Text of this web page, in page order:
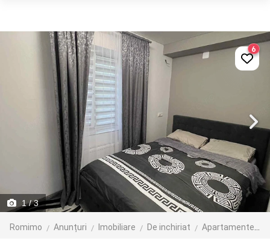
1/ 3
Romimo Anunțuri Imobiliare De inchiriat Apartamente de inchiriat
6